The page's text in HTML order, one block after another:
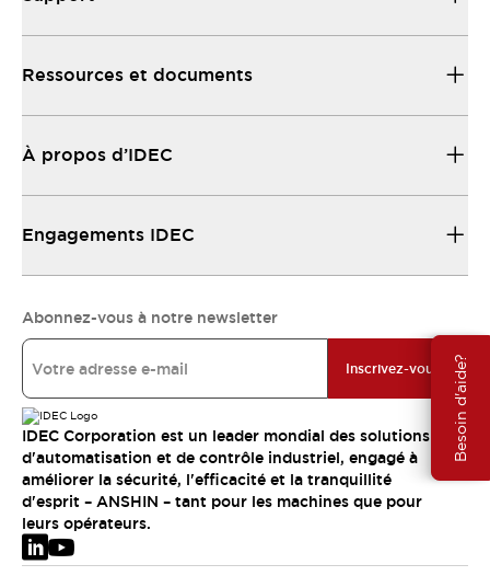
Besoin d'aide?
Ressources et documents
À propos d’IDEC
Engagements IDEC
Abonnez-vous à notre newsletter
Inscrivez-vous
IDEC Corporation est un leader mondial des solutions
d'automatisation et de contrôle industriel, engagé à
améliorer la sécurité, l'efficacité et la tranquillité
d'esprit – ANSHIN – tant pour les machines que pour
leurs opérateurs.